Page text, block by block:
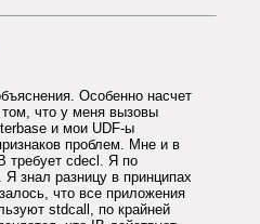
Особенно насчет
что у меня вызовы
и мои UDF-ы
проблем. Мне и в
требует cdecl. Я по
знал разницу в принципах
что все приложения
stdcall, по крайней